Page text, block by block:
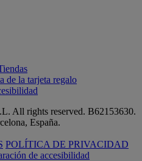
de la tarjeta regalo
All rights reserved. B62153630.
España.
POLÍTICA DE PRIVACIDAD
de accesibilidad